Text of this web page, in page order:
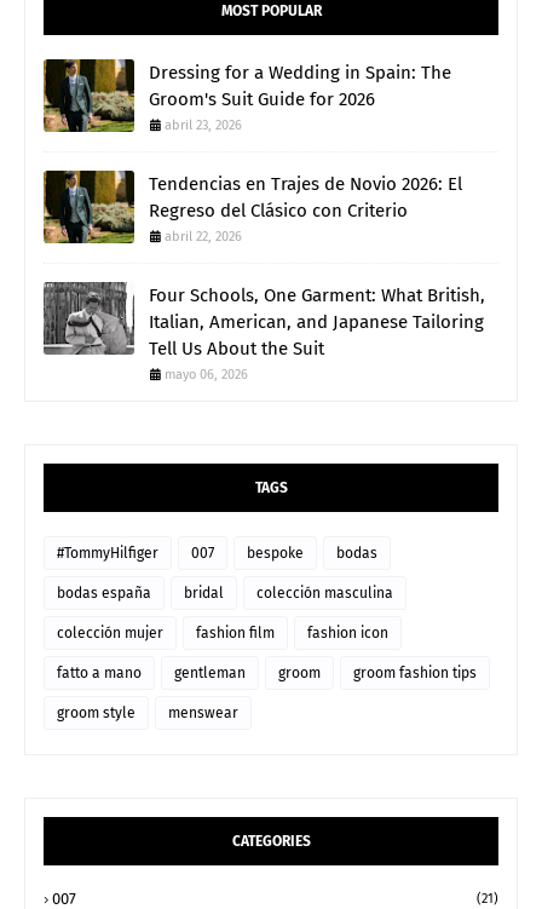
MOST POPULAR
Dressing for a Wedding in Spain: The
Groom's Suit Guide for 2026
abril 23, 2026
Tendencias en Trajes de Novio 2026: El
Regreso del Clásico con Criterio
abril 22, 2026
Four Schools, One Garment: What British,
Italian, American, and Japanese Tailoring
Tell Us About the Suit
mayo 06, 2026
TAGS
#TommyHilfiger 007 bespoke bodas
bodas españa bridal colección masculina
colección mujer fashion film fashion icon
fatto a mano gentleman groom groom fashion tips
groom style menswear
CATEGORIES
007 (21)